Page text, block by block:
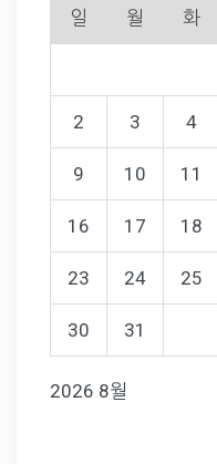
2026 8월
일 월 화
2 3 4
9 10 11
16 17 18
23 24 25
30 31